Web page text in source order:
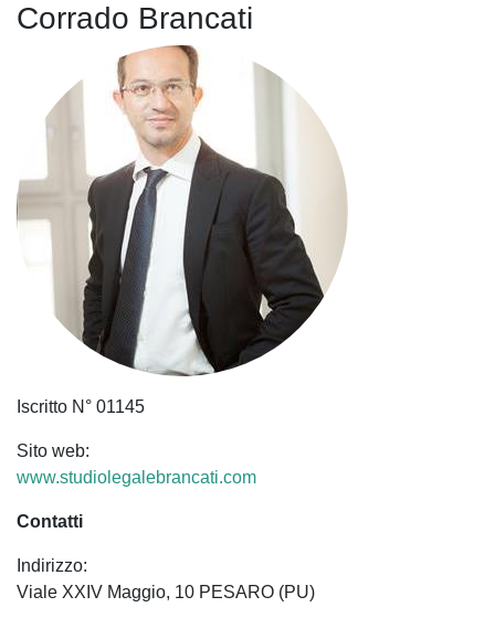
Corrado Brancati
Iscritto N° 01145
Sito web:
www.studiolegalebrancati.com
Contatti
Indirizzo:
Viale XXIV Maggio, 10 PESARO (PU)